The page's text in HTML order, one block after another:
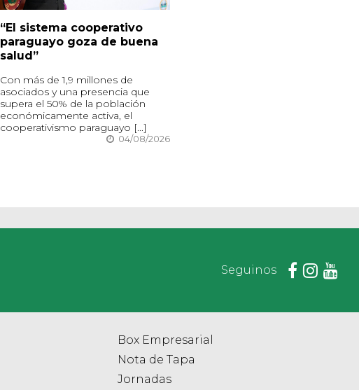
“El sistema cooperativo
paraguayo goza de buena
salud”
Con más de 1,9 millones de
asociados y una presencia que
supera el 50% de la población
económicamente activa, el
cooperativismo paraguayo [...]
04/08/2026
Seguinos
Box Empresarial
Nota de Tapa
Jornadas